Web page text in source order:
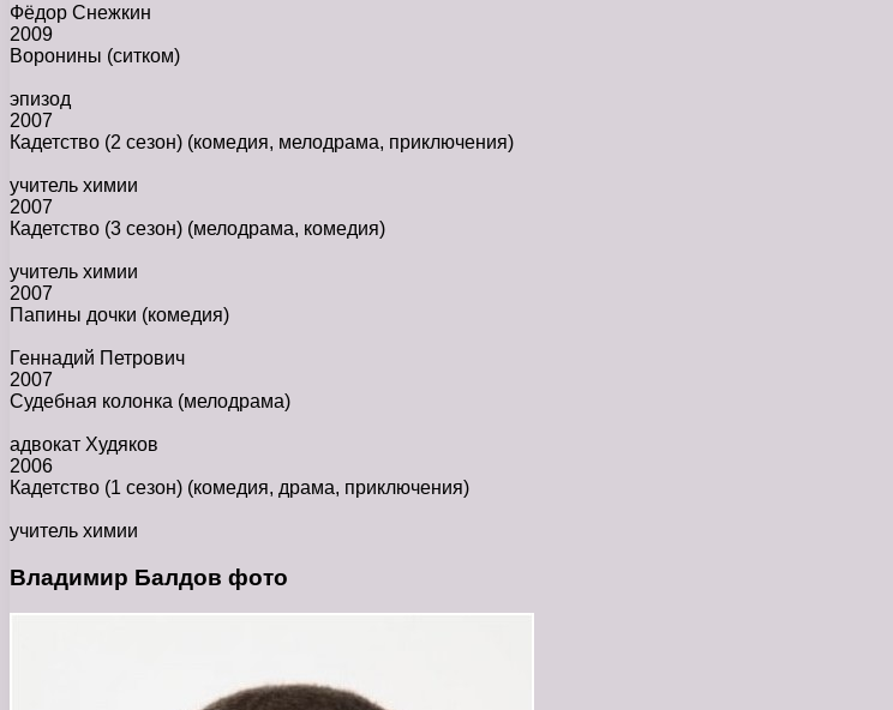
Фёдор Снежкин
2009
Воронины (ситком)
эпизод
2007
Кадетство (2 сезон) (комедия, мелодрама, приключения)
учитель химии
2007
Кадетство (3 сезон) (мелодрама, комедия)
учитель химии
2007
Папины дочки (комедия)
Геннадий Петрович
2007
Судебная колонка (мелодрама)
адвокат Худяков
2006
Кадетство (1 сезон) (комедия, драма, приключения)
учитель химии
Владимир Балдов фото